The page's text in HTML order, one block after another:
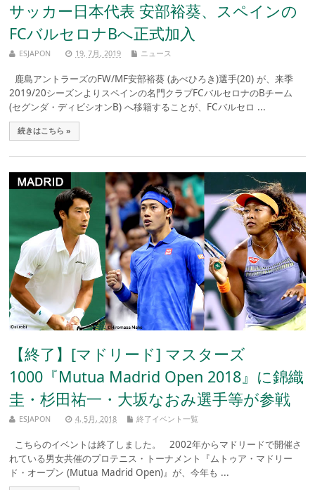
サッカー日本代表 安部裕葵、スペインの
FCバルセロナBへ正式加入
ESJAPON 19, 7月, 2019 ニュース
鹿島アントラーズのFW/MF安部裕葵 (あべひろき)選手(20) が、来季
2019/20シーズンよりスペインの名門クラブFCバルセロナのBチーム
(セグンダ・ディビシオンB) へ移籍することが、FCバルセロ ...
続きはこちら »
【終了】[マドリード] マスターズ
1000『Mutua Madrid Open 2018』に錦織
圭・杉田祐一・大坂なおみ選手等が参戦
ESJAPON 4, 5月, 2018 終了イベント一覧
こちらのイベントは終了しました。 2002年からマドリードで開催さ
れている男女共催のプロテニス・トーナメント『ムトゥア・マドリー
ド・オープン (Mutua Madrid Open)』が、今年も ...